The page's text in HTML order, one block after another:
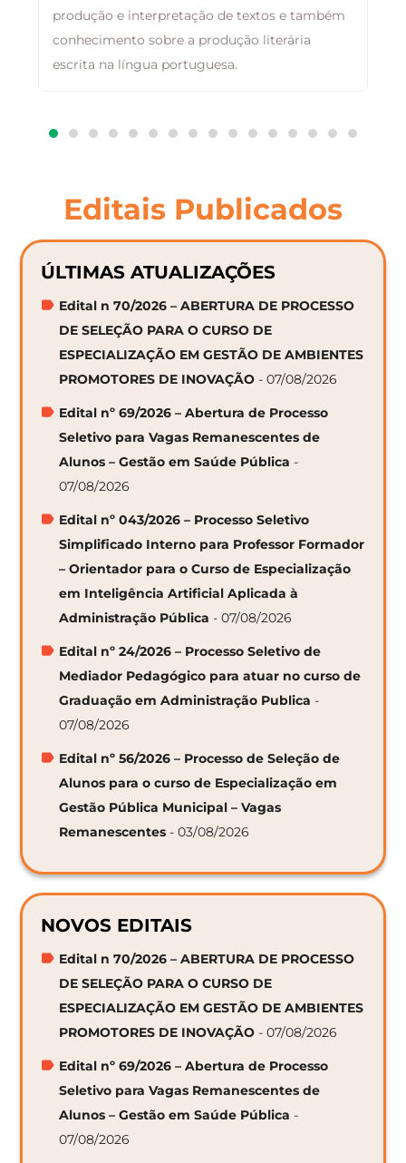
produção e interpretação de textos e também
conhecimento sobre a produção literária
escrita na língua portuguesa.
Editais Publicados
ÚLTIMAS ATUALIZAÇÕES
Edital n 70/2026 – ABERTURA DE PROCESSO
DE SELEÇÃO PARA O CURSO DE
ESPECIALIZAÇÃO EM GESTÃO DE AMBIENTES
PROMOTORES DE INOVAÇÃO - 07/08/2026
Edital nº 69/2026 – Abertura de Processo
Seletivo para Vagas Remanescentes de
Alunos – Gestão em Saúde Pública -
07/08/2026
Edital nº 043/2026 – Processo Seletivo
Simplificado Interno para Professor Formador
– Orientador para o Curso de Especialização
em Inteligência Artificial Aplicada à
Administração Pública - 07/08/2026
Edital nº 24/2026 – Processo Seletivo de
Mediador Pedagógico para atuar no curso de
Graduação em Administração Publica -
07/08/2026
Edital nº 56/2026 – Processo de Seleção de
Alunos para o curso de Especialização em
Gestão Pública Municipal – Vagas
Remanescentes - 03/08/2026
NOVOS EDITAIS
Edital n 70/2026 – ABERTURA DE PROCESSO
DE SELEÇÃO PARA O CURSO DE
ESPECIALIZAÇÃO EM GESTÃO DE AMBIENTES
PROMOTORES DE INOVAÇÃO - 07/08/2026
Edital nº 69/2026 – Abertura de Processo
Seletivo para Vagas Remanescentes de
Alunos – Gestão em Saúde Pública -
07/08/2026